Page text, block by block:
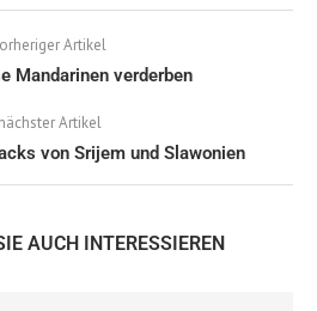
Artikel
Mandarinen verderben
nächster Artikel
von Srijem und Slawonien
AUCH INTERESSIEREN